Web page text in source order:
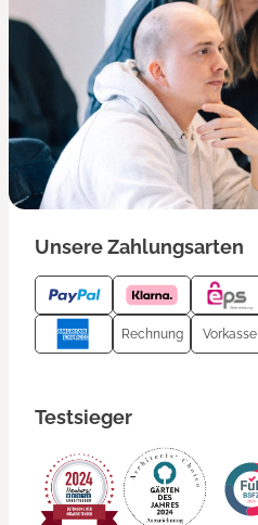
Unsere Zahlungsarten
Rechnung Vorkasse
Testsieger